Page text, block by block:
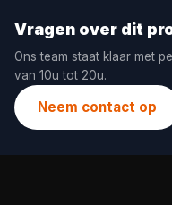
Vragen over dit
Ons team staat klaar met
van 10u tot 20u.
Neem contact op